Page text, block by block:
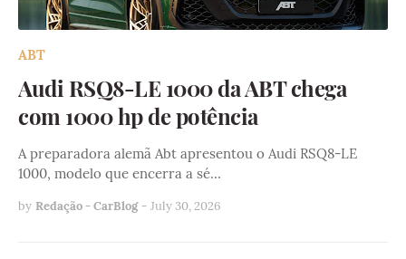
ABT
Audi RSQ8-LE 1000 da ABT chega
com 1000 hp de potência
A preparadora alemã Abt apresentou o Audi RSQ8-LE
1000, modelo que encerra a sé…
by Redação - CarBlog - July 30, 2026